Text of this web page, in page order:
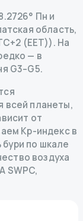
Пн и
область,
(EET)). На
— в
G3–G5.
всей планеты,
от
Kp-индекс в
бури по шкале
воздуха
SWPC,